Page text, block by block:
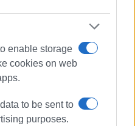
enable storage
cookies on web
to be sent to
purposes.